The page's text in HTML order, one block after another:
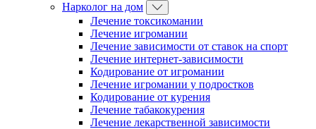
Нарколог на дом
Лечение токсикомании
Лечение игромании
Лечение зависимости от ставок на спорт
Лечение интернет-зависимости
Кодирование от игромании
Лечение игромании у подростков
Кодирование от курения
Лечение табакокурения
Лечение лекарственной зависимости